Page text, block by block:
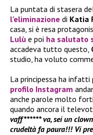
La puntata di stasera
l’eliminazione di Katia
casa, si è resa
Lulù e poi ha salutato
accadeva tutto questo,
studio, ha voluto
La principessa ha
profilo Instagram
anche parole molto
quando ancora il
vaff****** va, sei un
crudeltà fa paura!!! Vi